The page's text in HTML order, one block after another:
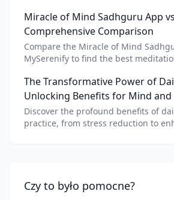
meditation for personalized calm.
Miracle of Mind Sadhguru App
Comprehensive Comparison
Compare the Miracle of Mind
MySerenify to find the best
benefits of each.
The Transformative Power of
Unlocking Benefits for Mind and
Discover the profound benefits of
practice, from stress reduction to
Czy to było pomocne?